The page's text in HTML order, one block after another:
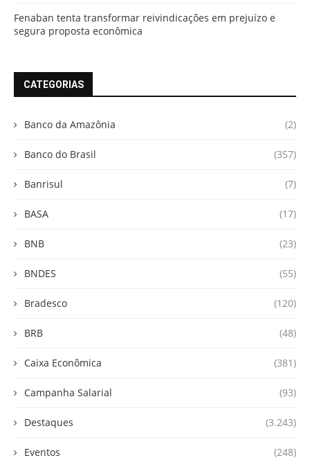
Fenaban tenta transformar reivindicações em prejuízo e
segura proposta econômica
CATEGORIAS
Banco da Amazônia (2)
Banco do Brasil (357)
Banrisul (7)
BASA (17)
BNB (23)
BNDES (55)
Bradesco (120)
BRB (48)
Caixa Econômica (381)
Campanha Salarial (93)
Destaques (3.243)
Eventos (248)